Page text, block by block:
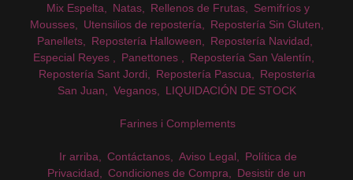
Mix Espelta
Natas Rellenos de Frutas
Semifríos y
Mousses
Utensilios de repostería
Repostería Sin Gluten
Panellets
Repostería Halloween
Repostería Navidad
Especial Reyes
Panettones
Repostería San Valentín
Repostería Sant Jordi
Repostería Pascua
Repostería
San Juan
Veganos LIQUIDACIÓN DE STOCK
Farines i Complements
Ir arriba Contáctanos Aviso Legal
Política de
Privacidad
Condiciones de Compra Desistir de un